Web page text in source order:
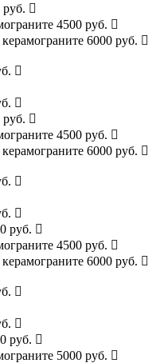
руб.
4500 руб.
6000 руб.
руб.
4500 руб.
6000 руб.
руб.
4500 руб.
6000 руб.
руб.
5000 руб.